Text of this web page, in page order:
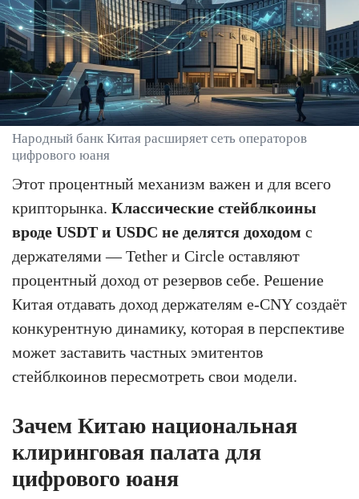
Народный банк Китая расширяет сеть операторов
цифрового юаня
Этот процентный механизм важен и для всего
крипторынка. Классические стейблкоины
вроде USDT и USDC не делятся доходом с
держателями — Tether и Circle оставляют
процентный доход от резервов себе. Решение
Китая отдавать доход держателям e-CNY создаёт
конкурентную динамику, которая в перспективе
может заставить частных эмитентов
стейблкоинов пересмотреть свои модели.
Зачем Китаю национальная
клиринговая палата для
цифрового юаня